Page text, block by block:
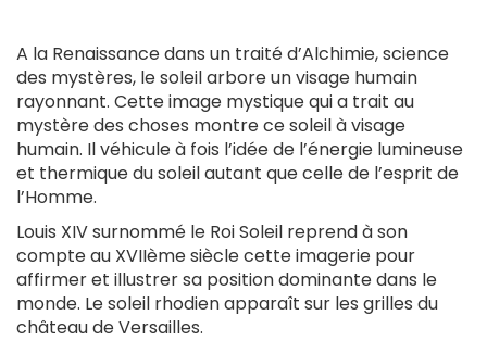
A la Renaissance dans un traité d’Alchimie, science
des mystères, le soleil arbore un visage humain
rayonnant. Cette image mystique qui a trait au
mystère des choses montre ce soleil à visage
humain. Il véhicule à fois l’idée de l’énergie lumineuse
et thermique du soleil autant que celle de l’esprit de
l’Homme.
Louis XIV surnommé le Roi Soleil reprend à son
compte au XVIIème siècle cette imagerie pour
affirmer et illustrer sa position dominante dans le
monde. Le soleil rhodien apparaît sur les grilles du
château de Versailles.